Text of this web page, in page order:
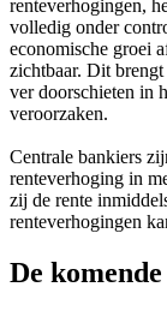
renteverhogingen,
volledig onder
economische groei
zichtbaar. Dit
ver doorschieten in
veroorzaken.
Centrale bankiers
renteverhoging in
zij de rente
renteverhogingen
De